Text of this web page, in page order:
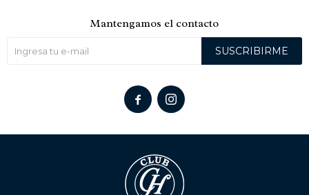
Mantengamos el contacto
SUSCRIBIRME
 